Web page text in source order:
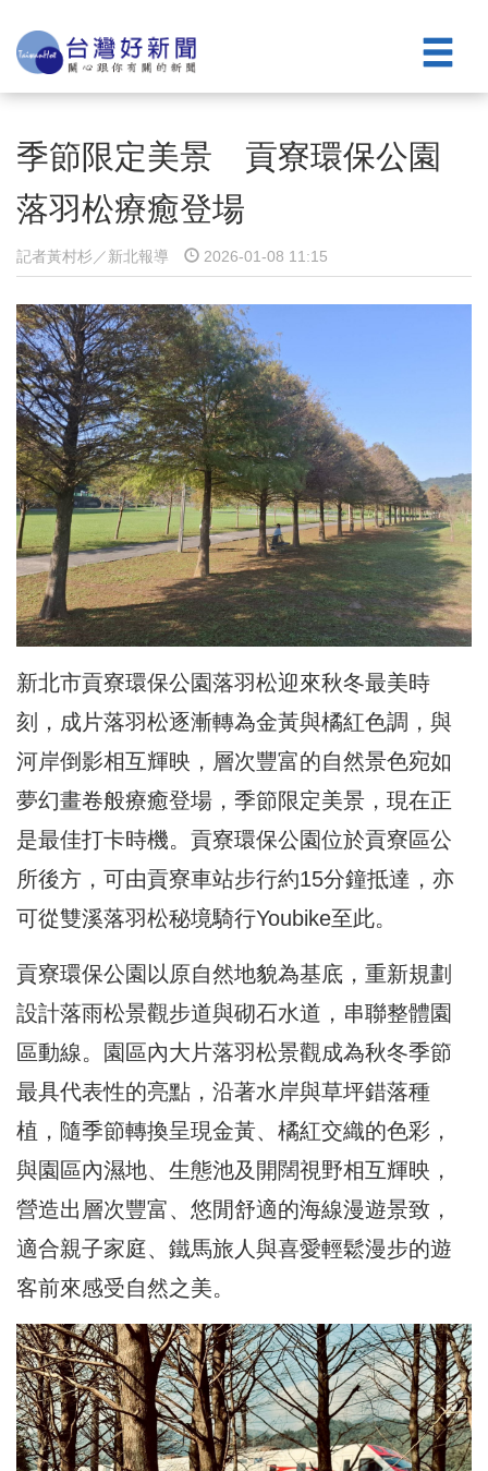
季節限定美景 貢寮環保公園
落羽松療癒登場
記者黃村杉／新北報導 2026-01-08 11:15
新北市貢寮環保公園落羽松迎來秋冬最美時
刻，成片落羽松逐漸轉為金黃與橘紅色調，與
河岸倒影相互輝映，層次豐富的自然景色宛如
夢幻畫卷般療癒登場，季節限定美景，現在正
是最佳打卡時機。貢寮環保公園位於貢寮區公
所後方，可由貢寮車站步行約15分鐘抵達，亦
可從雙溪落羽松秘境騎行Youbike至此。
貢寮環保公園以原自然地貌為基底，重新規劃
設計落雨松景觀步道與砌石水道，串聯整體園
區動線。園區內大片落羽松景觀成為秋冬季節
最具代表性的亮點，沿著水岸與草坪錯落種
植，隨季節轉換呈現金黃、橘紅交織的色彩，
與園區內濕地、生態池及開闊視野相互輝映，
營造出層次豐富、悠閒舒適的海線漫遊景致，
適合親子家庭、鐵馬旅人與喜愛輕鬆漫步的遊
客前來感受自然之美。